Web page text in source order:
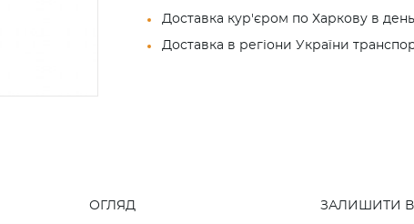
Доставка кур'єром по Харкову в
Доставка в регіони України
ОГЛЯД ЗАЛИШИТИ